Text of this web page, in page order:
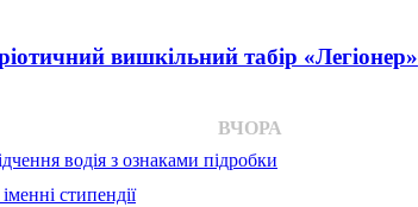
вишкільний табір «Легіонер»
ВЧОРА
водія з ознаками підробки
стипендії